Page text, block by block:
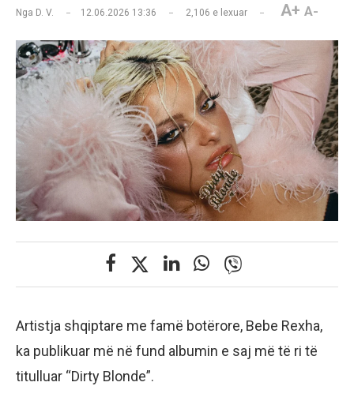
Nga D. V. 12.06.2026 13:36 2,106 e lexuar A+ A-
Artistja shqiptare me famë botërore, Bebe Rexha,
ka publikuar më në fund albumin e saj më të ri të
titulluar “Dirty Blonde”.